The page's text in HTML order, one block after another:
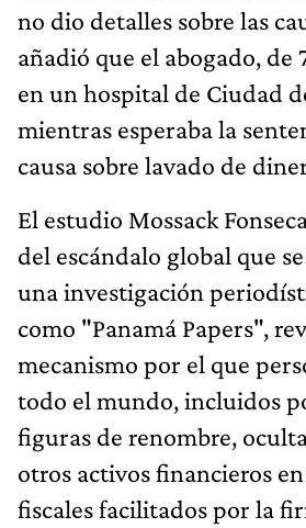
no dio detalles sobre las
añadió que el abogado, de
en un hospital de Ciudad
mientras esperaba la
causa sobre lavado de
El estudio Mossack
del escándalo global que
una investigación
como "Panamá Papers",
mecanismo por el que
todo el mundo, incluidos
figuras de renombre,
otros activos financieros
fiscales facilitados por la